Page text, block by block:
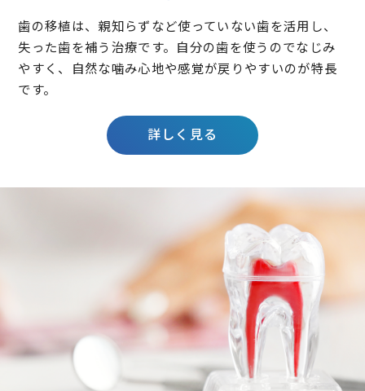
歯の移植は、親知らずなど使っていない歯を活用し、
失った歯を補う治療です。自分の歯を使うのでなじみ
やすく、自然な噛み心地や感覚が戻りやすいのが特長
です。
詳しく見る